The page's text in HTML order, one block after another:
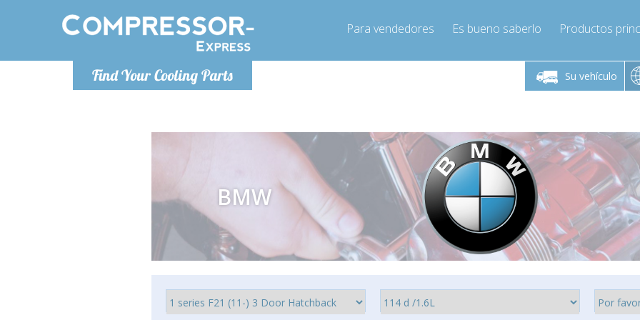
Find Your Cooling Parts
Para vendedores Es bueno saberlo Productos
Su vehículo
De lunes a viernes de 9:00 a De lunes a viernes de 9:00 a
16:00
Info@compressor-express.es
De lunes a
BMW